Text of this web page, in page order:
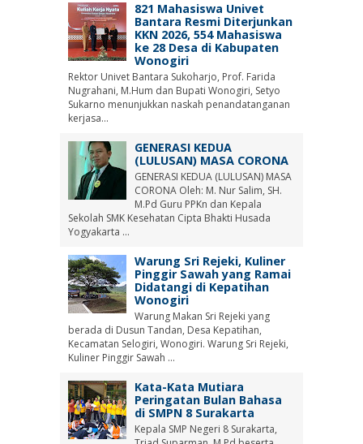
821 Mahasiswa Univet
Bantara Resmi Diterjunkan
KKN 2026, 554 Mahasiswa
ke 28 Desa di Kabupaten
Wonogiri
Rektor Univet Bantara Sukoharjo, Prof. Farida
Nugrahani, M.Hum dan Bupati Wonogiri, Setyo
Sukarno menunjukkan naskah penandatanganan
kerjasa...
GENERASI KEDUA
(LULUSAN) MASA CORONA
GENERASI KEDUA (LULUSAN) MASA
CORONA Oleh: M. Nur Salim, SH.
M.Pd Guru PPKn dan Kepala
Sekolah SMK Kesehatan Cipta Bhakti Husada
Yogyakarta ...
Warung Sri Rejeki, Kuliner
Pinggir Sawah yang Ramai
Didatangi di Kepatihan
Wonogiri
Warung Makan Sri Rejeki yang
berada di Dusun Tandan, Desa Kepatihan,
Kecamatan Selogiri, Wonogiri. Warung Sri Rejeki,
Kuliner Pinggir Sawah ...
Kata-Kata Mutiara
Peringatan Bulan Bahasa
di SMPN 8 Surakarta
Kepala SMP Negeri 8 Surakarta,